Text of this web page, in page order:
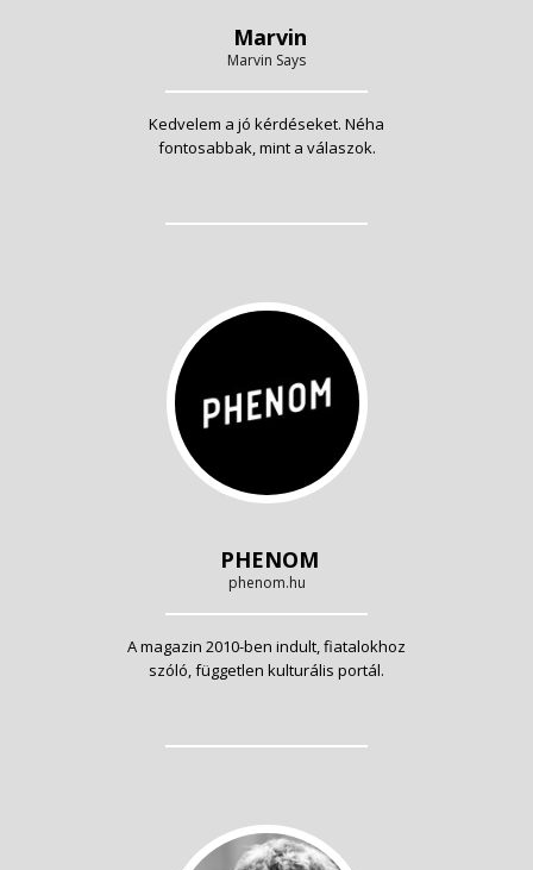
Marvin
Marvin Says
Kedvelem a jó kérdéseket. Néha
fontosabbak, mint a válaszok.
PHENOM
phenom.hu
A magazin 2010-ben indult, fiatalokhoz
szóló, független kulturális portál.